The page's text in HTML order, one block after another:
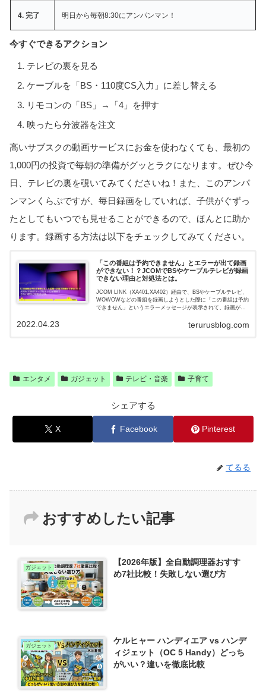
4. 完了 明日から毎朝8:30にアンパンマン！
今すぐできるアクション
テレビの裏を見る
ケーブルを「BS・110度CS入力」に差し替える
リモコンの「BS」→「4」を押す
映ったら分波器を注文
高いサブスクの動画サービスにお金を使わなくても、最初の
1,000円の投資で毎朝の準備がグッとラクになります。ぜひ今
日、テレビの裏を覗いてみてくださいね！また、このアンパ
ンマンくらぶですが、毎日録画をしていれば、子供がぐずっ
たとしてもいつでも見せることができるので、ほんとに助か
ります。録画する方法は以下をチェックしてみてください。
「この番組は予約できません」とエラーが出て録画
ができない！？JCOMでBSやケーブルテレビが録画
できない理由と対処法とは。
JCOM LINK（XA401,XA402）経由で、BSやケーブルテレビ、
WOWOWなどの番組を録画しようとした際に「この番組は予約
できません」というエラーメッセージが表示されて、録画がで
ったエラーが発生する原因や、その解消法について紹介をして
terurusblog.com
2022.04.23
エンタメ ガジェット テレビ・音楽 子育て
シェアする
X Facebook Pinterest
てるる
おすすめしたい記事
ガジェット
【2026年版】全自動調理器おすす
め7社比較！失敗しない選び方
ガジェット
ケルヒャー ハンディエア vs ハンデ
ィジェット（OC 5 Handy）どっち
がいい？違いを徹底比較